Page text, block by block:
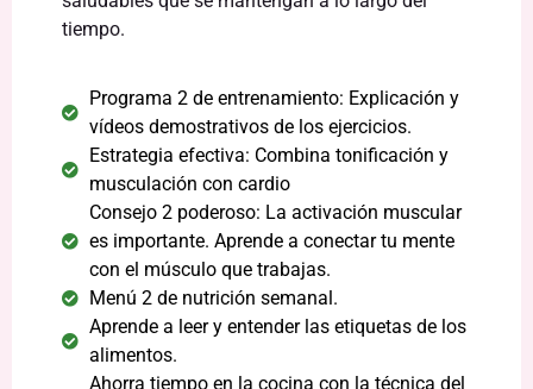
tiempo.
Programa 2 de entrenamiento: Explicación y
vídeos demostrativos de los ejercicios.
Estrategia efectiva: Combina tonificación y
musculación con cardio
Consejo 2 poderoso: La activación muscular
es importante. Aprende a conectar tu mente
con el músculo que trabajas.
Menú 2 de nutrición semanal.
Aprende a leer y entender las etiquetas de los
alimentos.
Ahorra tiempo en la cocina con la técnica del